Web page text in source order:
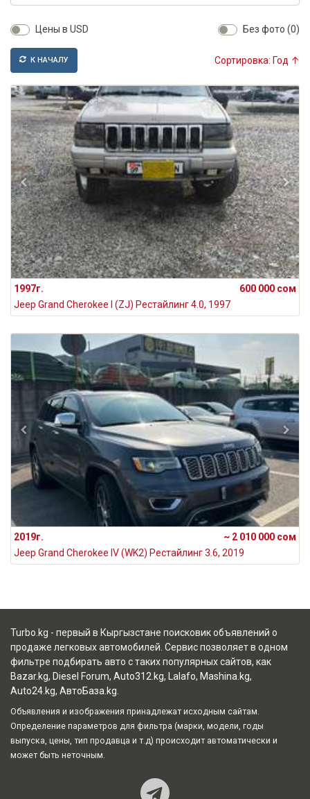
Цены в USD Без фото (0)
К НАЧАЛУ Сортировка: Год ↑
1997г.
600 000 сом
Jeep Grand Cherokee I (ZJ) Рестайлинг 4.0, 1997
2019г.
~ 2 010 000 сом
Jeep Grand Cherokee IV (WK2) Рестайлинг 3.6, 2019
Turbo.kg - первый в Кыргызстане поисковик объявлений о
продаже легковых автомобилей. Сервис позволяет в одном
фильтре подбирать авто с таких популярных сайтов, как
Bazar.kg, Diesel Forum, Auto312.kg, Lalafo, Mashina.kg,
Auto24.kg, АвтоБаза.kg
Объявления и изображения принадлежат исходным сайтам.
Определение параметров для фильтра (марки, модели, годы
выпуска, цены, тип продавца и т.д) происходит автоматически и
может быть неточным.